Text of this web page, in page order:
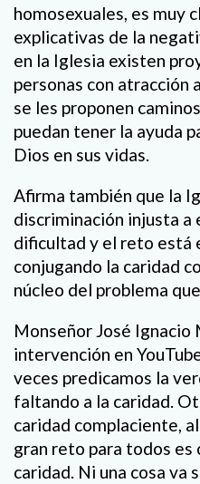
homosexuales, es muy
explicativas de la
en la Iglesia existen
personas con atracción
se les proponen
puedan tener la ayuda
Dios en sus vidas.
Afirma también que la
discriminación injusta a
dificultad y el reto está
conjugando la caridad
núcleo del problema
Monseñor José Ignacio
intervención en
veces predicamos la
faltando a la caridad.
caridad complaciente,
gran reto para todos es
caridad. Ni una cosa va